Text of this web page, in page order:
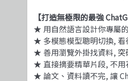
【打造無極限的最強
★ 用自然語言設計你專屬
★ 多模態模型聰明切換, 看
★ 善用瀏覽外掛找資料, 突
★ 直接摘要精華片段, 不用
★ 論文、資料讀不完, 讓